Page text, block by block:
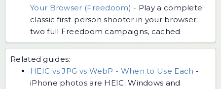
Your Browser (Freedoom) - Play a complete
classic first-person shooter in your browser:
two full Freedoom campaigns, cached
Related guides:
HEIC vs JPG vs WebP - When to Use Each -
iPhone photos are HEIC; Windows and